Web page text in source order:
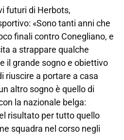
futuri di Herbots,
«Sono tanti anni che
finali contro Conegliano, e
a strappare qualche
il grande sogno e obiettivo
riuscire a portare a casa
altro sogno è quello di
la nazionale belga:
risultato per tutto quello
squadra nel corso negli